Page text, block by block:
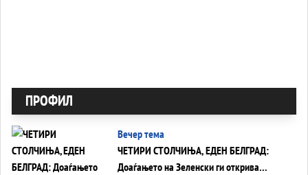
ПРОФИЛ
Вечер тема
ЧЕТИРИ СТОЛЧИЊА, ЕДЕН БЕЛГРАД:
Доаѓањето на Зеленски ги открива